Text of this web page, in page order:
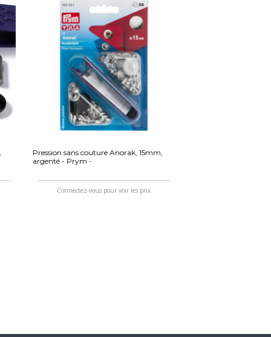
Pression sans couture Anorak, 15mm,
argenté - Prym -
Connectez-vous pour voir les prix